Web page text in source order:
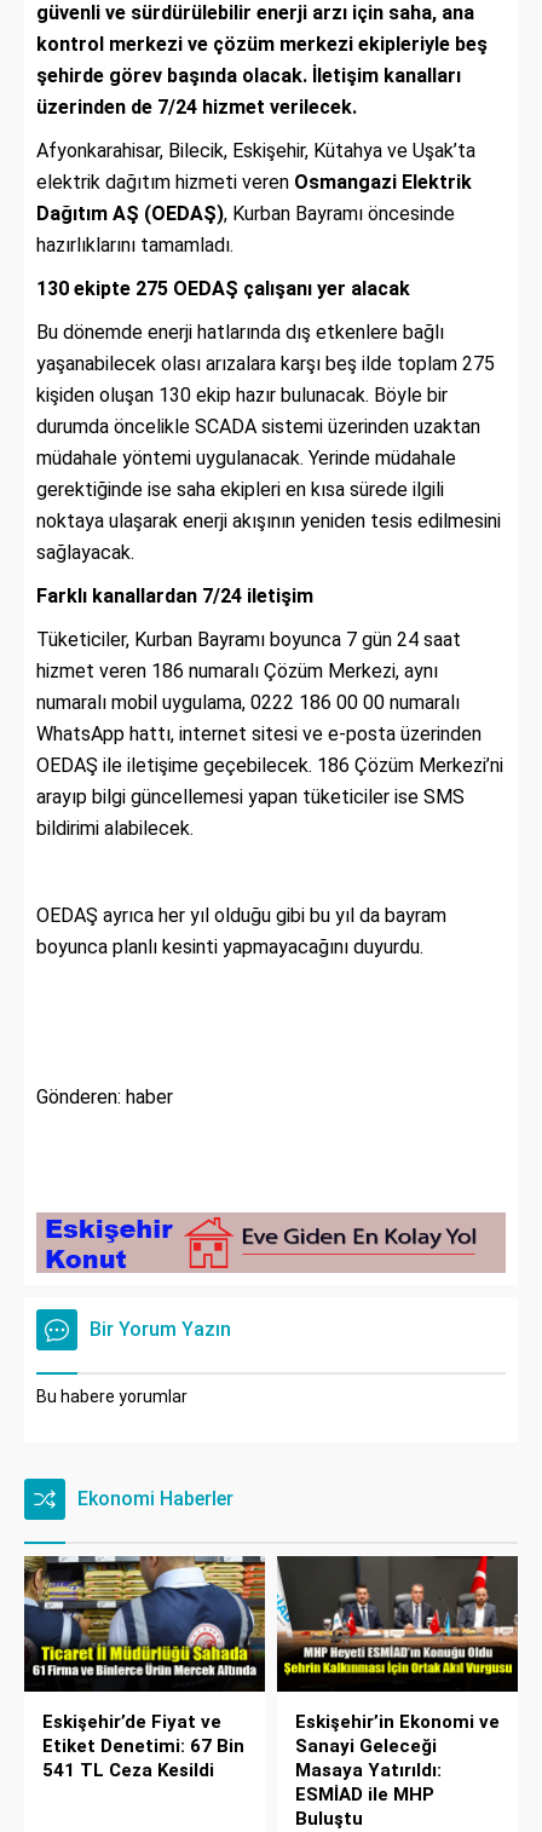
güvenli ve sürdürülebilir enerji arzı için saha, ana
kontrol merkezi ve çözüm merkezi ekipleriyle beş
şehirde görev başında olacak. İletişim kanalları
üzerinden de 7/24 hizmet verilecek.
Afyonkarahisar, Bilecik, Eskişehir, Kütahya ve Uşak’ta
elektrik dağıtım hizmeti veren Osmangazi Elektrik
Dağıtım AŞ (OEDAŞ), Kurban Bayramı öncesinde
hazırlıklarını tamamladı.
130 ekipte 275 OEDAŞ çalışanı yer alacak
Bu dönemde enerji hatlarında dış etkenlere bağlı
yaşanabilecek olası arızalara karşı beş ilde toplam 275
kişiden oluşan 130 ekip hazır bulunacak. Böyle bir
durumda öncelikle SCADA sistemi üzerinden uzaktan
müdahale yöntemi uygulanacak. Yerinde müdahale
gerektiğinde ise saha ekipleri en kısa sürede ilgili
noktaya ulaşarak enerji akışının yeniden tesis edilmesini
sağlayacak.
Farklı kanallardan 7/24 iletişim
Tüketiciler, Kurban Bayramı boyunca 7 gün 24 saat
hizmet veren 186 numaralı Çözüm Merkezi, aynı
numaralı mobil uygulama, 0222 186 00 00 numaralı
WhatsApp hattı, internet sitesi ve e-posta üzerinden
OEDAŞ ile iletişime geçebilecek. 186 Çözüm Merkezi’ni
arayıp bilgi güncellemesi yapan tüketiciler ise SMS
bildirimi alabilecek.
OEDAŞ ayrıca her yıl olduğu gibi bu yıl da bayram
boyunca planlı kesinti yapmayacağını duyurdu.
Gönderen: haber
Bir Yorum Yazın
Bu habere yorumlar
Ekonomi Haberler
Eskişehir’de Fiyat ve
Etiket Denetimi: 67 Bin
541 TL Ceza Kesildi
Eskişehir’in Ekonomi ve
Sanayi Geleceği
Masaya Yatırıldı:
ESMİAD ile MHP
Buluştu